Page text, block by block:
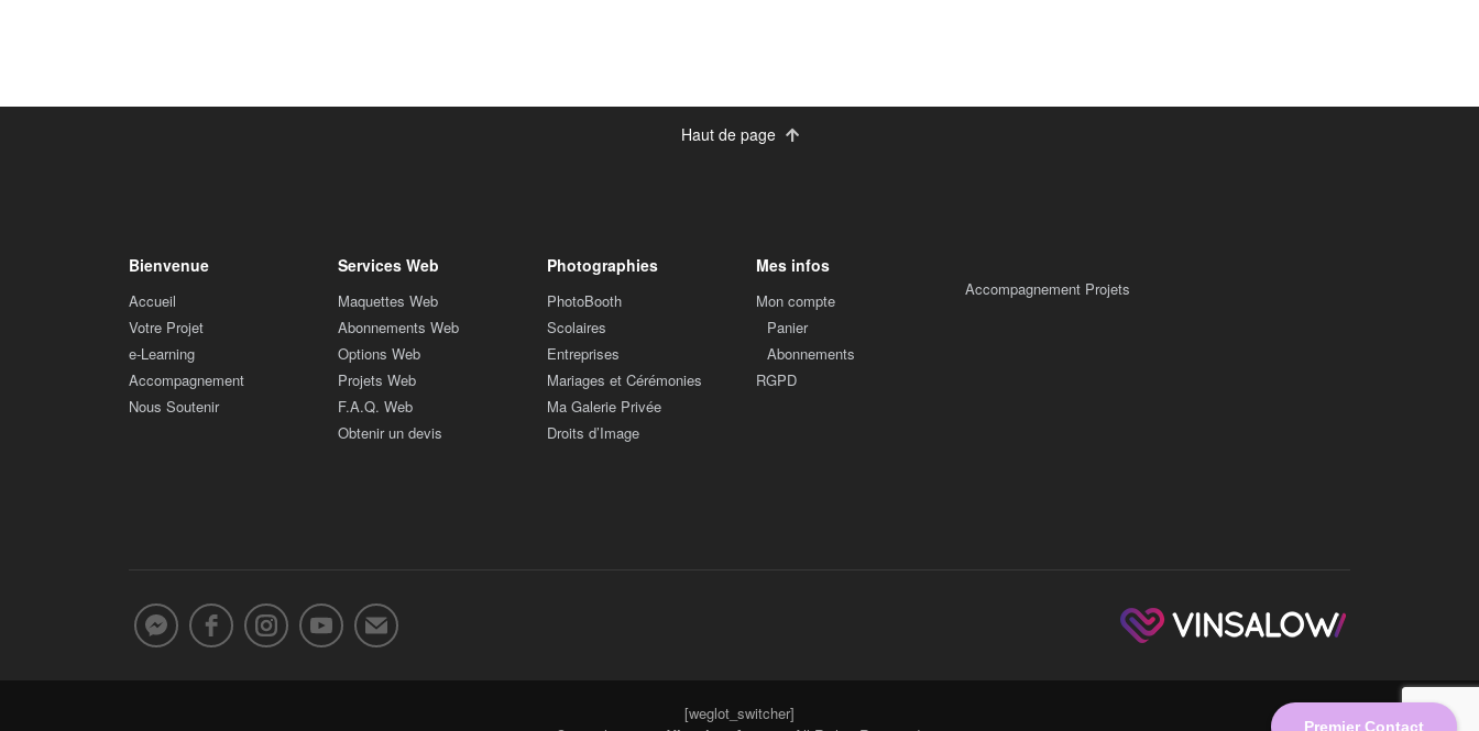
Premier Contact
Haut de page
Bienvenue
Accueil
Votre Projet
e-Learning
Accompagnement
Nous Soutenir
Services Web
Maquettes Web
Abonnements Web
Options Web
Projets Web
F.A.Q. Web
Obtenir un devis
Photographies
PhotoBooth
Scolaires
Entreprises
Mariages et Cérémonies
Ma Galerie Privée
Droits d’Image
Mes infos
Mon compte
Panier
Abonnements
RGPD
Accompagnement Projets
[weglot_switcher]